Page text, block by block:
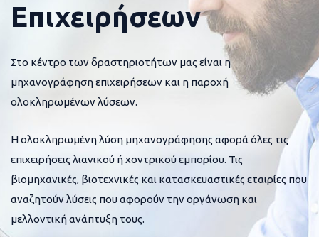
Επιχειρήσεων
Στο κέντρο των δραστηριοτήτων μας είναι η
μηχανογράφηση επιχειρήσεων και η παροχή
ολοκληρωμένων λύσεων.
Η ολοκληρωμένη λύση μηχανογράφησης αφορά όλες τις
επιχειρήσεις λιανικού ή χοντρικού εμπορίου. Τις
βιομηχανικές, βιοτεχνικές και κατασκευαστικές εταιρίες που
αναζητούν λύσεις που αφορούν την οργάνωση και
μελλοντική ανάπτυξη τους.